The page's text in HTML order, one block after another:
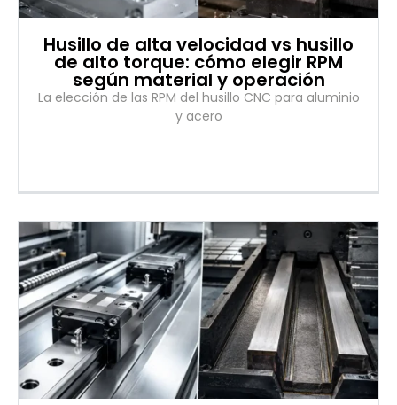
Husillo de alta velocidad vs husillo
de alto torque: cómo elegir RPM
según material y operación
La elección de las RPM del husillo CNC para aluminio
y acero